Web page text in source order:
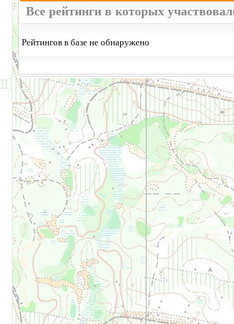
Все рейтинги в которых
Рейтингов в базе не обнаружено